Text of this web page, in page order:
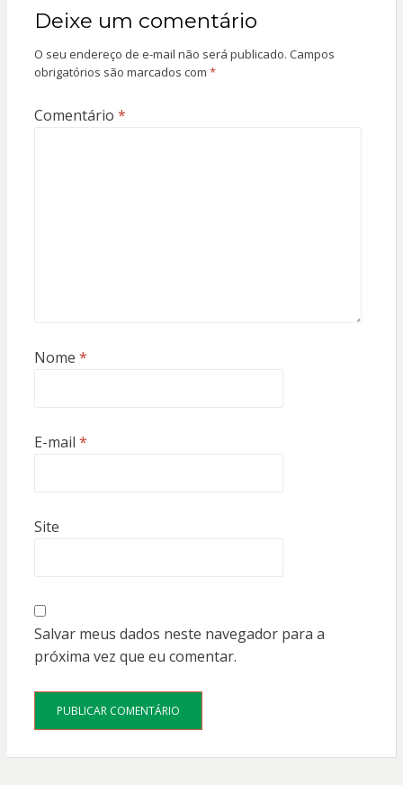
Deixe um comentário
O seu endereço de e-mail não será publicado. Campos
obrigatórios são marcados com *
Comentário *
Nome *
E-mail *
Site
Salvar meus dados neste navegador para a
próxima vez que eu comentar.